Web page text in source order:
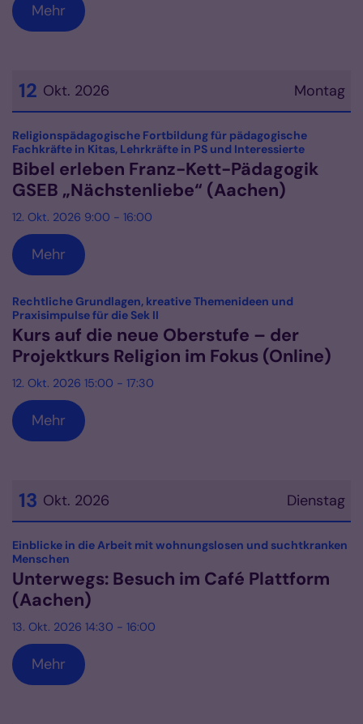
Mehr
Montag
12 Okt. 2026
Datum: 12. Oktober 2026
Religionspädagogische Fortbildung für pädagogische
Fachkräfte in Kitas, Lehrkräfte in PS und Interessierte:
Bibel erleben Franz-Kett-Pädagogik
GSEB „Nächstenliebe“ (Aachen)
12. Okt. 2026 9:00 - 16:00
Mehr
Rechtliche Grundlagen, kreative Themenideen und
Praxisimpulse für die Sek II
Kurs auf die neue Oberstufe – der
Projektkurs Religion im Fokus (Online)
12. Okt. 2026 15:00 - 17:30
Mehr
Dienstag
13 Okt. 2026
Datum: 13. Oktober 2026
Einblicke in die Arbeit mit wohnungslosen und suchtkranken
Menschen
Unterwegs: Besuch im Café Plattform
(Aachen)
13. Okt. 2026 14:30 - 16:00
Mehr